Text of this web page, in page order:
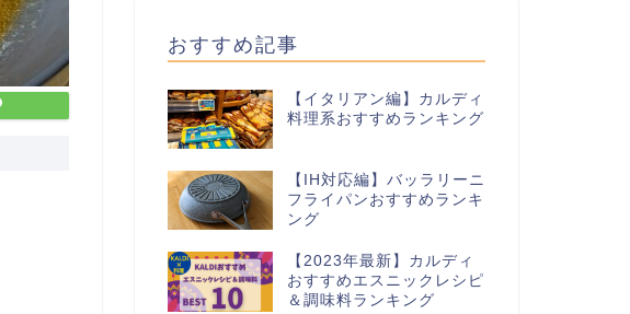
おすすめ記事
【イタリアン編】カルディ
料理系おすすめランキング
【IH対応編】バッラリーニ
フライパンおすすめランキ
ング
【2023年最新】カルディ
おすすめエスニックレシピ
＆調味料ランキング